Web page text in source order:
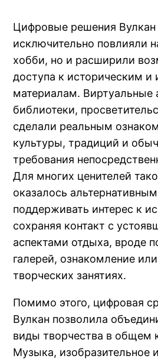
Цифровые решения Вулкан
исключительно повлияли
хобби, но и расширили
доступа к историческим и
материалам. Виртуальные
библиотеки,
сделали реальным
культуры, традиций и
требования
Для многих ценителей
оказалось
поддерживать интерес к
сохраняя контакт с
аспектами отдыха, вроде
галерей, ознакомление
творческих занятиях.
Помимо этого, цифровая
Вулкан позволила
виды творчества в общем
Музыка, изобразительное